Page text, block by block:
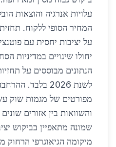
עלויות אנרגיה והוצאות
המחיר הסופי ללקוח.
על יציבות יחסית עם
יחולו שינויים במדיניות
הנתונים מבוססים על
לשנת 2026 בלבד.
מפורטים של מגמות שוק
והשוואות בין אזורים
שמונה מתאפיין בביקוש
מיקומה הגיאוגרפי הרחוק